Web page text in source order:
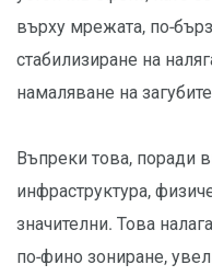
върху мрежата, по-
стабилизиране на
намаляване на
Въпреки това, поради
инфраструктура,
значителни. Това
по-фино зониране,